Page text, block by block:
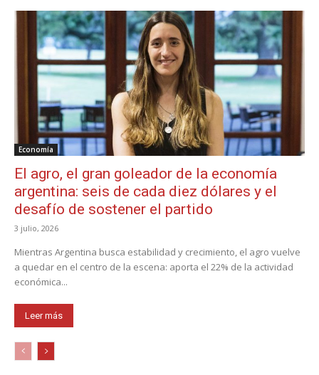
Economía
El agro, el gran goleador de la economía
argentina: seis de cada diez dólares y el
desafío de sostener el partido
3 julio, 2026
Mientras Argentina busca estabilidad y crecimiento, el agro vuelve
a quedar en el centro de la escena: aporta el 22% de la actividad
económica...
Leer más